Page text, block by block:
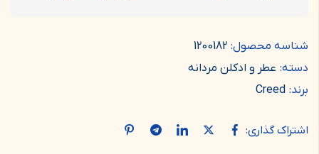
شناسه محصول: 1200182
دسته: عطر و ادکلن مردانه
برند: Creed
اشتراک گذاری: